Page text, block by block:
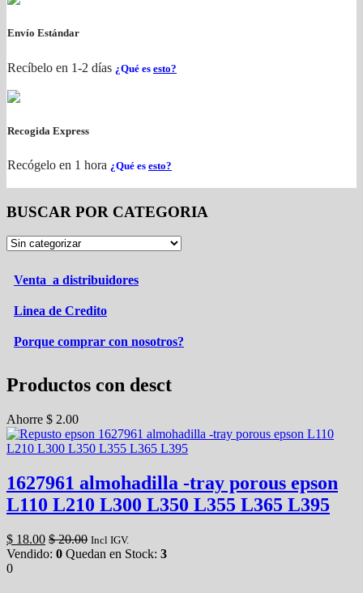
Envío Estándar
Recíbelo en 1-2 días ¿Qué es esto?
Recogida Express
Recógelo en 1 hora ¿Qué es esto?
BUSCAR POR CATEGORIA
Venta a distribuidores
Linea de Credito
Porque comprar con nosotros?
Productos con desct
Ahorre $ 2.00
1627961 almohadilla -tray porous epson
L110 L210 L300 L350 L355 L365 L395
$ 18.00 $20.00 Incl IGV.
Vendido: 0 Quedan en Stock: 3
0